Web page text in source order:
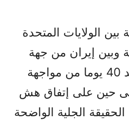
الولايات المتحدة
وبين إيران من جهة
أخرى، والتي وبعد 40 يوما من مواجهة
حين على إتفاق هش
الحقيقة الجلية الواضحة